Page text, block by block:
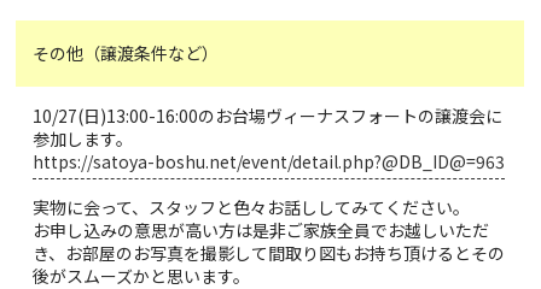
その他（譲渡条件など）
10/27(日)13:00-16:00のお台場ヴィーナスフォートの譲渡会に
参加します。
https://satoya-boshu.net/event/detail.php?@DB_ID@=963
実物に会って、スタッフと色々お話ししてみてください。
お申し込みの意思が高い方は是非ご家族全員でお越しいただ
き、お部屋のお写真を撮影して間取り図もお持ち頂けるとその
後がスムーズかと思います。